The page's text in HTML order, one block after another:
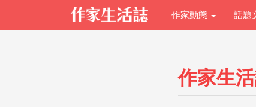
作家動態 話題
作家生